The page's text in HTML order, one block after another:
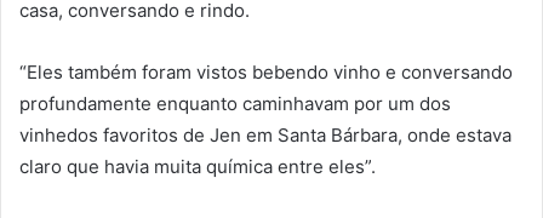
casa, conversando e rindo.
“Eles também foram vistos bebendo vinho e conversando
profundamente enquanto caminhavam por um dos
vinhedos favoritos de Jen em Santa Bárbara, onde estava
claro que havia muita química entre eles”.